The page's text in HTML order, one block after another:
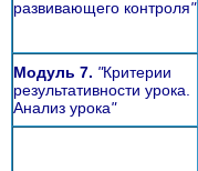
развивающего контроля"
Модуль 7. "Критерии
результативности урока.
Анализ урока"